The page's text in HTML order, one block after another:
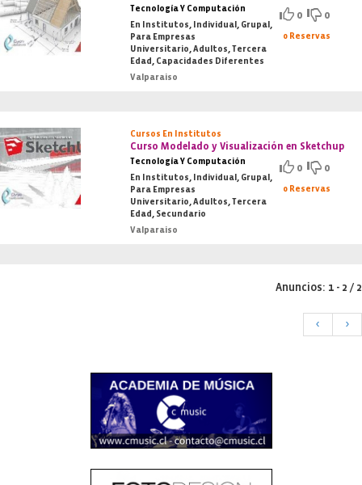
Tecnología Y Computación
En Institutos, Individual, Grupal,
Para Empresas
Universitario, Adultos, Tercera
Edad, Capacidades Diferentes
Valparaiso
0 0
0 Reservas
Cursos En Institutos
Curso Modelado y Visualización en Sketchup
Tecnología Y Computación
En Institutos, Individual, Grupal,
Para Empresas
Universitario, Adultos, Tercera
Edad, Secundario
Valparaiso
0 0
0 Reservas
Anuncios: 1 - 2 / 2
< >